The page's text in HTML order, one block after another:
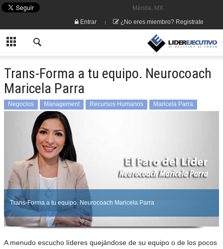
Mérida, MX
Entrar
¿No eres miembro? Registrate
Trans-Forma a tu equipo. Neurocoach
Maricela Parra
Negocios Management Recursos Humanos Maricela Parra
Trans-Forma a tu equipo. Neurocoach Maricela Parra
A menudo escucho líderes quejándose de su equipo o de los pocos